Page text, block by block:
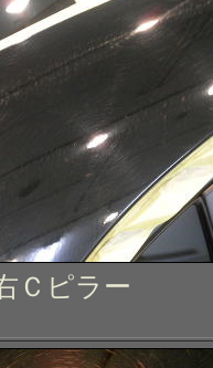
Ｃピラー